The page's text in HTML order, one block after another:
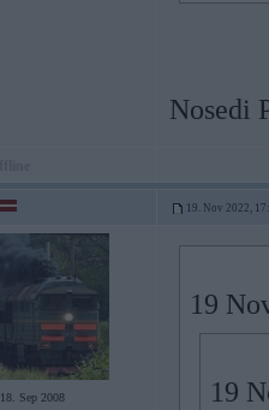
Nosedi
19. Nov 2022,
18. Sep 2008
19
19